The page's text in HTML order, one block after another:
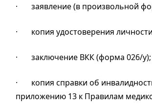
· заявление (в произвольной
· копия удостоверения
· заключение ВКК (форма 026/у);
· копия справки об
приложению 13 к Правилам